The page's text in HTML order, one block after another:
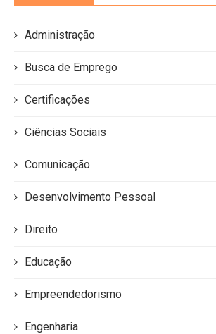
Administração
Busca de Emprego
Certificações
Ciências Sociais
Comunicação
Desenvolvimento Pessoal
Direito
Educação
Empreendedorismo
Engenharia